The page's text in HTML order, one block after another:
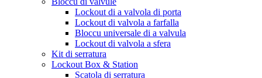
Lockout di a valvola di porta
Lockout di valvola a farfalla
Bloccu universale di a valvula
Lockout di valvola a sfera
Kit di serratura
Lockout Box & Station
Scatola di serratura